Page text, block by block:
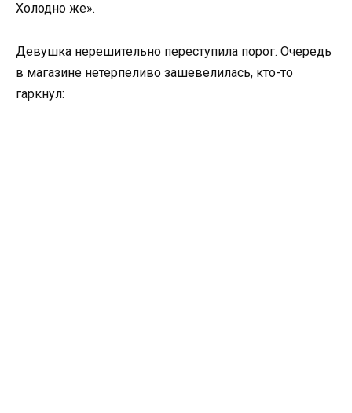
Холодно же».
Девушка нерешительно переступила порог. Очередь
в магазине нетерпеливо зашевелилась, кто-то
гаркнул: